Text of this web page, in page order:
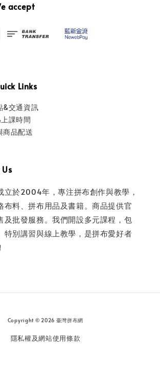
accept
Links
&交通資訊
課時間
品配送
立於2004年，專注拼布創作與教學，
布料、拼布用品及書籍。商品提供官
及批發服務。我們開設多元課程，包
特別講習與線上教學，是拼布愛好者
Copyright © 2026 臺灣拼布網
隱私權及網站使用條款